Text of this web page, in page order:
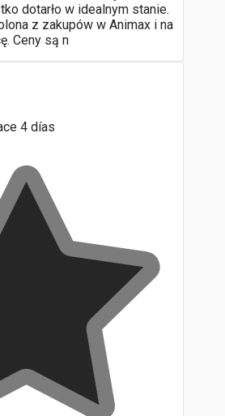
dotarło w idealnym stanie.
z zakupów w Animax i na
Ceny są n
4 días